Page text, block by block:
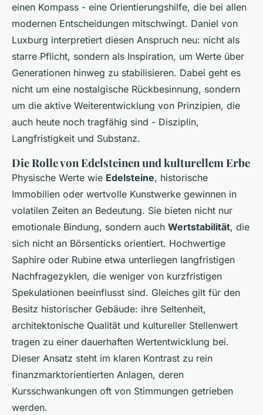
einen Kompass - eine Orientierungshilfe, die bei allen
modernen Entscheidungen mitschwingt. Daniel von
Luxburg interpretiert diesen Anspruch neu: nicht als
starre Pflicht, sondern als Inspiration, um Werte über
Generationen hinweg zu stabilisieren. Dabei geht es
nicht um eine nostalgische Rückbesinnung, sondern
um die aktive Weiterentwicklung von Prinzipien, die
auch heute noch tragfähig sind - Disziplin,
Langfristigkeit und Substanz.
Die Rolle von Edelsteinen und kulturellem Erbe
Physische Werte wie Edelsteine, historische
Immobilien oder wertvolle Kunstwerke gewinnen in
volatilen Zeiten an Bedeutung. Sie bieten nicht nur
emotionale Bindung, sondern auch Wertstabilität, die
sich nicht an Börsenticks orientiert. Hochwertige
Saphire oder Rubine etwa unterliegen langfristigen
Nachfragezyklen, die weniger von kurzfristigen
Spekulationen beeinflusst sind. Gleiches gilt für den
Besitz historischer Gebäude: ihre Seltenheit,
architektonische Qualität und kultureller Stellenwert
tragen zu einer dauerhaften Wertentwicklung bei.
Dieser Ansatz steht im klaren Kontrast zu rein
finanzmarktorientierten Anlagen, deren
Kursschwankungen oft von Stimmungen getrieben
werden.